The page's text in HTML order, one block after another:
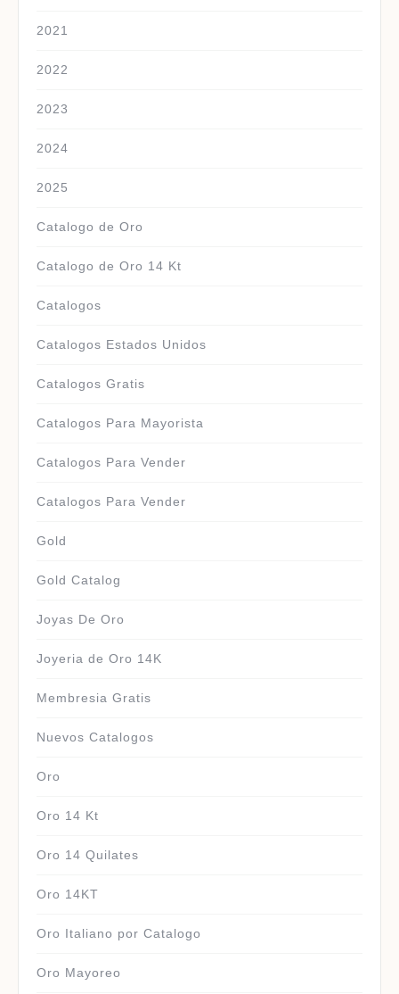
2021
2022
2023
2024
2025
Catalogo de Oro
Catalogo de Oro 14 Kt
Catalogos
Catalogos Estados Unidos
Catalogos Gratis
Catalogos Para Mayorista
Catalogos Para Vender
Catalogos Para Vender
Gold
Gold Catalog
Joyas De Oro
Joyeria de Oro 14K
Membresia Gratis
Nuevos Catalogos
Oro
Oro 14 Kt
Oro 14 Quilates
Oro 14KT
Oro Italiano por Catalogo
Oro Mayoreo